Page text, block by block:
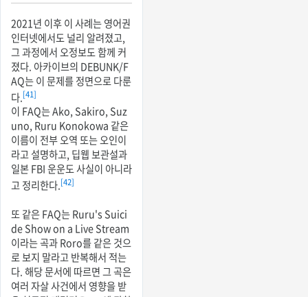
2021년 이후 이 사례는 영어권
인터넷에서도 널리 알려졌고,
그 과정에서 오정보도 함께 커
졌다. 아카이브의 DEBUNK/F
AQ는 이 문제를 정면으로 다룬
다.[41]
이 FAQ는 Ako, Sakiro, Suz
uno, Ruru Konokowa 같은
이름이 전부 오역 또는 오인이
라고 설명하고, 딥웹 보관설과
일본 FBI 운운도 사실이 아니라
고 정리한다.[42]
또 같은 FAQ는 Ruru's Suici
de Show on a Live Stream
이라는 곡과 Roro를 같은 것으
로 보지 말라고 반복해서 적는
다. 해당 문서에 따르면 그 곡은
여러 자살 사건에서 영향을 받